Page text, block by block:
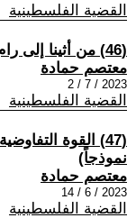
القضية الفلسطينية
(46) من أثينا إلى رام الله ... وبالعكس
معتصم حمادة
2023 / 7 / 2
القضية الفلسطينية
(47) القوة
نموذجاً)
معتصم حمادة
2023 / 6 / 14
القضية الفلسطينية